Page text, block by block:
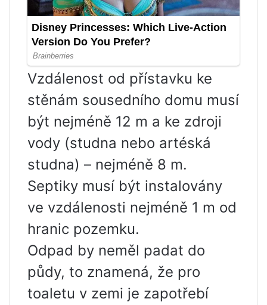
Vzdálenost od přístavku ke
stěnám sousedního domu musí
být nejméně 12 m a ke zdroji
vody (studna nebo artéská
studna) – nejméně 8 m.
Septiky musí být instalovány
ve vzdálenosti nejméně 1 m od
hranic pozemku.
Odpad by neměl padat do
půdy, to znamená, že pro
toaletu v zemi je zapotřebí